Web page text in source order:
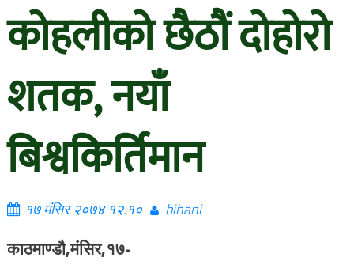
कोहलीको छैठौं दोहोरो
शतक, नयाँ
बिश्वकिर्तिमान
१७ मंसिर २०७४ १२:१० bihani
काठमाण्डौ,मंसिर,१७-